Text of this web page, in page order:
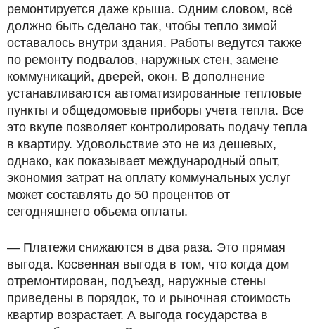
ремонтируется даже крыша. Одним словом, всё
должно быть сделано так, чтобы тепло зимой
оставалось внутри здания. Работы ведутся также
по ремонту подвалов, наружных стен, замене
коммуникаций, дверей, окон. В дополнение
устанавливаются автоматизированные тепловые
пункты и общедомовые приборы учета тепла. Все
это вкупе позволяет контролировать подачу тепла
в квартиру. Удовольствие это не из дешевых,
однако, как показывает международный опыт,
экономия затрат на оплату коммунальных услуг
может составлять до 50 процентов от
сегодняшнего объема оплаты.
— Платежи снижаются в два раза. Это прямая
выгода. Косвенная выгода в том, что когда дом
отремонтирован, подъезд, наружные стены
приведены в порядок, то и рыночная стоимость
квартир возрастает. А выгода государства в